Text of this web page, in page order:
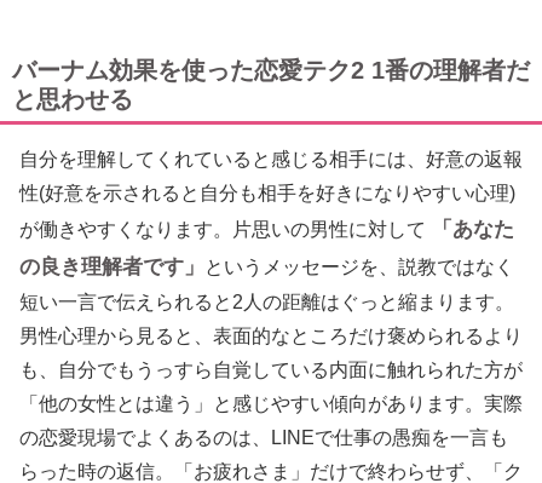
バーナム効果を使った恋愛テク2 1番の理解者だ
と思わせる
自分を理解してくれていると感じる相手には、好意の返報
性(好意を示されると自分も相手を好きになりやすい心理)
が働きやすくなります。片思いの男性に対して
「あなた
の良き理解者です」
というメッセージを、説教ではなく
短い一言で伝えられると2人の距離はぐっと縮まります。
男性心理から見ると、表面的なところだけ褒められるより
も、自分でもうっすら自覚している内面に触れられた方が
「他の女性とは違う」と感じやすい傾向があります。実際
の恋愛現場でよくあるのは、LINEで仕事の愚痴を一言も
らった時の返信。「お疲れさま」だけで終わらせず、「ク